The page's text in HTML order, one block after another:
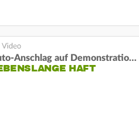
Auto-Anschlag auf Demonstration in München:
HAFT